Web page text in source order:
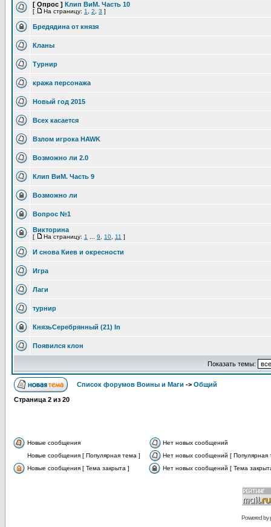
[ Опрос ] Клип ВиМ. Часть 10
[ На страницу: 1 2 3 ]
Бредядина от князя
Кланы
Турнир
кража персонажа
Новый год 2015
Всех касается
Взлом игрока HAWK
Возможно ли 2.0
Клип ВиМ. Часть 9
Возможно ли
Вопрос №1
Викторина
[ На страницу: 1 9 10 11 ]
И снова Киев и окресности
Игра
Лаги
турнир
КнязьСеребрянный (21) In
Появился клон
Показать темы:
Список форумов Воины и Маги -> Общий
Страница 2 из 20
Новые сообщения
Нет новых сообщений
Новые сообщения [ Популярная тема ]
Нет новых сообщений [ Популярная
Новые сообщения [ Тема закрыта ]
Нет новых сообщений [ Тема
Powered by